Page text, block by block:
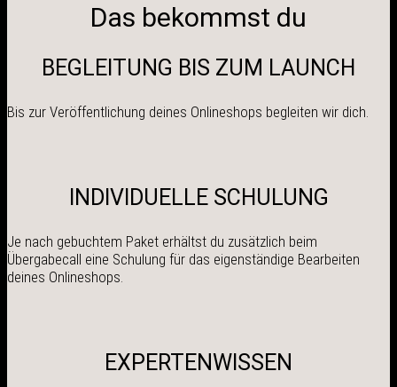
Das bekommst du
BEGLEITUNG BIS ZUM LAUNCH
Bis zur Veröffentlichung deines Onlineshops begleiten wir dich.
INDIVIDUELLE SCHULUNG
Je nach gebuchtem Paket erhältst du zusätzlich beim
Übergabecall eine Schulung für das eigenständige Bearbeiten
deines Onlineshops.
EXPERTENWISSEN